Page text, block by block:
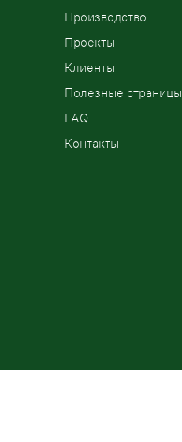
Производство
Проекты
Клиенты
Полезные страницы
FAQ
Контакты